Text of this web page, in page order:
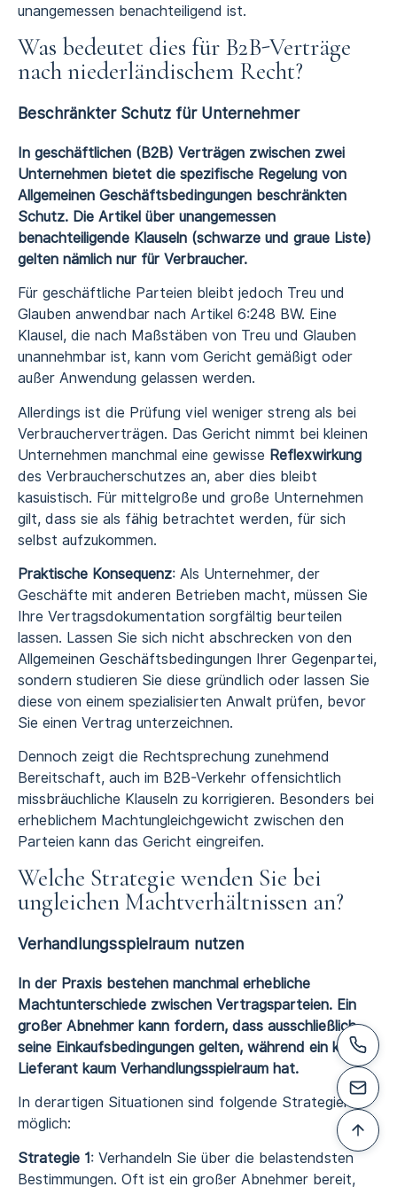
unangemessen benachteiligend ist.
Was bedeutet dies für B2B-Verträge
nach niederländischem Recht?
Beschränkter Schutz für Unternehmer
In geschäftlichen (B2B) Verträgen zwischen zwei
Unternehmen bietet die spezifische Regelung von
Allgemeinen Geschäftsbedingungen beschränkten
Schutz. Die Artikel über unangemessen
benachteiligende Klauseln (schwarze und graue Liste)
gelten nämlich nur für Verbraucher.
Für geschäftliche Parteien bleibt jedoch Treu und
Glauben anwendbar nach Artikel 6:248 BW. Eine
Klausel, die nach Maßstäben von Treu und Glauben
unannehmbar ist, kann vom Gericht gemäßigt oder
außer Anwendung gelassen werden.
Allerdings ist die Prüfung viel weniger streng als bei
Verbraucherverträgen. Das Gericht nimmt bei kleinen
Unternehmen manchmal eine gewisse Reflexwirkung
des Verbraucherschutzes an, aber dies bleibt
kasuistisch. Für mittelgroße und große Unternehmen
gilt, dass sie als fähig betrachtet werden, für sich
selbst aufzukommen.
Praktische Konsequenz: Als Unternehmer, der
Geschäfte mit anderen Betrieben macht, müssen Sie
Ihre Vertragsdokumentation sorgfältig beurteilen
lassen. Lassen Sie sich nicht abschrecken von den
Allgemeinen Geschäftsbedingungen Ihrer Gegenpartei,
sondern studieren Sie diese gründlich oder lassen Sie
diese von einem spezialisierten Anwalt prüfen, bevor
Sie einen Vertrag unterzeichnen.
Dennoch zeigt die Rechtsprechung zunehmend
Bereitschaft, auch im B2B-Verkehr offensichtlich
missbräuchliche Klauseln zu korrigieren. Besonders bei
erheblichem Machtungleichgewicht zwischen den
Parteien kann das Gericht eingreifen.
Welche Strategie wenden Sie bei
ungleichen Machtverhältnissen an?
Verhandlungsspielraum nutzen
In der Praxis bestehen manchmal erhebliche
Machtunterschiede zwischen Vertragsparteien. Ein
großer Abnehmer kann fordern, dass ausschließlich
seine Einkaufsbedingungen gelten, während ein kleiner
Lieferant kaum Verhandlungsspielraum hat.
In derartigen Situationen sind folgende Strategien
möglich:
Strategie 1: Verhandeln Sie über die belastendsten
Bestimmungen. Oft ist ein großer Abnehmer bereit,